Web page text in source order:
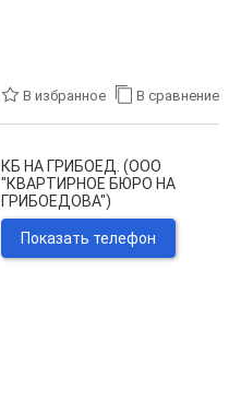
В избранное В сравнение
КБ НА ГРИБОЕД. (ООО
"КВАРТИРНОЕ БЮРО НА
ГРИБОЕДОВА")
Показать телефон